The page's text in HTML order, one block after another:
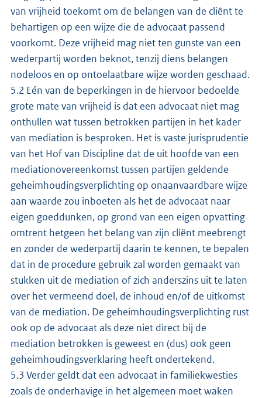
van vrijheid toekomt om de belangen van de cliënt te
behartigen op een wijze die de advocaat passend
voorkomt. Deze vrijheid mag niet ten gunste van een
wederpartij worden beknot, tenzij diens belangen
nodeloos en op ontoelaatbare wijze worden geschaad.
5.2 Eén van de beperkingen in de hiervoor bedoelde
grote mate van vrijheid is dat een advocaat niet mag
onthullen wat tussen betrokken partijen in het kader
van mediation is besproken. Het is vaste jurisprudentie
van het Hof van Discipline dat de uit hoofde van een
mediationovereenkomst tussen partijen geldende
geheimhoudingsverplichting op onaanvaardbare wijze
aan waarde zou inboeten als het de advocaat naar
eigen goeddunken, op grond van een eigen opvatting
omtrent hetgeen het belang van zijn cliënt meebrengt
en zonder de wederpartij daarin te kennen, te bepalen
dat in de procedure gebruik zal worden gemaakt van
stukken uit de mediation of zich anderszins uit te laten
over het vermeend doel, de inhoud en/of de uitkomst
van de mediation. De geheimhoudingsverplichting rust
ook op de advocaat als deze niet direct bij de
mediation betrokken is geweest en (dus) ook geen
geheimhoudingsverklaring heeft ondertekend.
5.3 Verder geldt dat een advocaat in familiekwesties
zoals de onderhavige in het algemeen moet waken